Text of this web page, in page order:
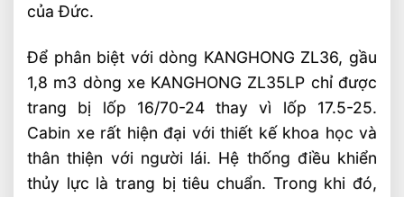
của Đức.
Để phân biệt với dòng KANGHONG ZL36, gầu
1,8 m3 dòng xe KANGHONG ZL35LP chỉ được
trang bị lốp 16/70-24 thay vì lốp 17.5-25.
Cabin xe rất hiện đại với thiết kế khoa học và
thân thiện với người lái. Hệ thống điều khiển
thủy lực là trang bị tiêu chuẩn. Trong khi đó,